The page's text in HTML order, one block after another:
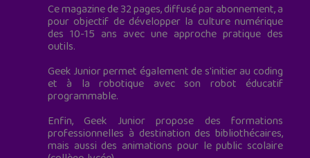
Ce magazine de 32 pages, diffusé par abonnement, a
pour objectif de développer la culture numérique
des 10-15 ans avec une approche pratique des
outils.
Geek Junior permet également de s'initier au coding
et à la robotique avec son robot éducatif
programmable.
Enfin, Geek Junior propose des formations
professionnelles à destination des bibliothécaires,
mais aussi des animations pour le public scolaire